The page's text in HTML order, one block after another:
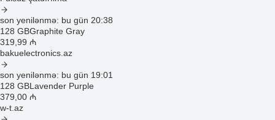
son yenilənmə: bu gün 20:38
128 GBGraphite Gray
319 ,99 ₼
bakuelectronics.az
son yenilənmə: bu gün 19:01
128 GBLavender Purple
379 ,00 ₼
w-t.az